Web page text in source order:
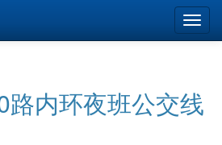
路内环夜班公交线